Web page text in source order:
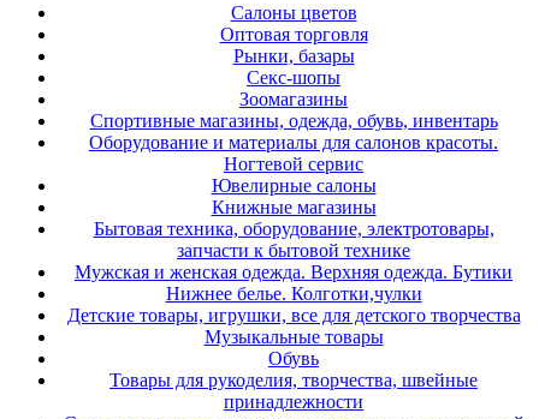
Салоны цветов
Оптовая торговля
Рынки, базары
Секс-шопы
Зоомагазины
Спортивные магазины, одежда, обувь, инвентарь
Оборудование и материалы для салонов красоты.
Ногтевой сервис
Ювелирные салоны
Книжные магазины
Бытовая техника, оборудование, электротовары,
запчасти к бытовой технике
Мужская и женская одежда. Верхняя одежда. Бутики
Нижнее белье. Колготки,чулки
Детские товары, игрушки, все для детского творчества
Музыкальные товары
Обувь
Товары для рукоделия, творчества, швейные
принадлежности